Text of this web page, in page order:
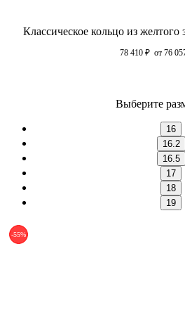
Классическое кольцо из желтого
78 410 ₽ от 76
Выберите
16
16.2
16.5
17
18
19
-55%